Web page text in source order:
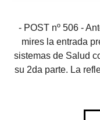
- POST nº 506 -
mires la entrada
sistemas de Salud
su 2da parte. La